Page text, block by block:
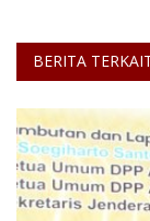
BERITA